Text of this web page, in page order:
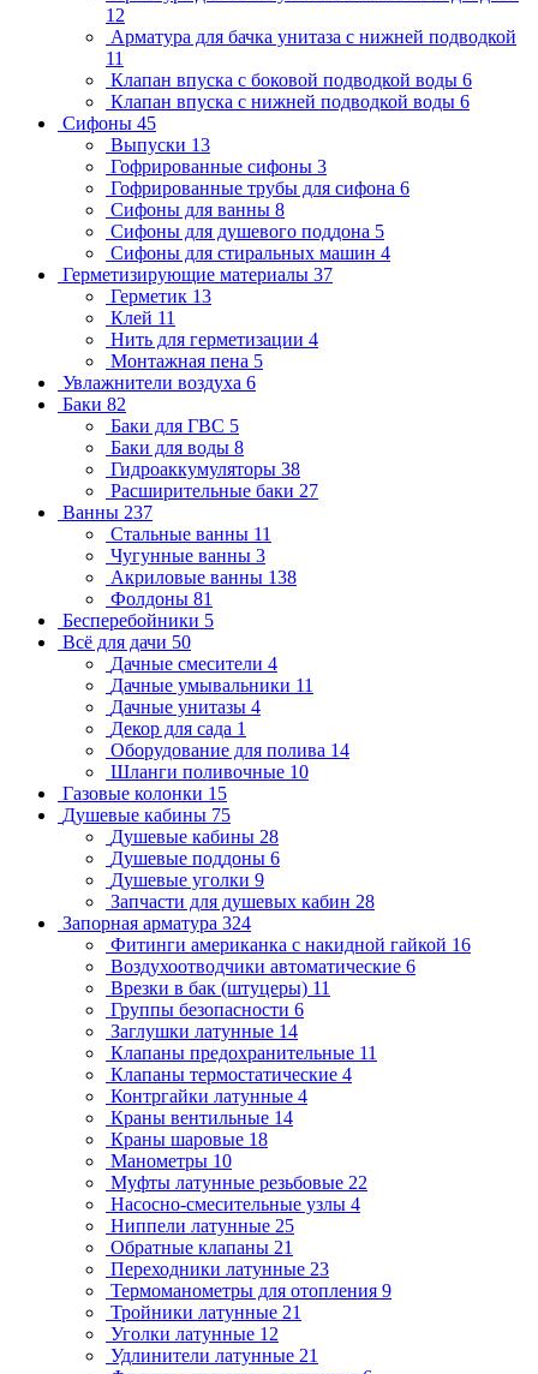
12
Арматура для бачка унитаза с нижней подводкой
11
Клапан впуска с боковой подводкой воды 6
Клапан впуска с нижней подводкой воды 6
Сифоны 45
Выпуски 13
Гофрированные сифоны 3
Гофрированные трубы для сифона 6
Сифоны для ванны 8
Сифоны для душевого поддона 5
Сифоны для стиральных машин 4
Герметизирующие материалы 37
Герметик 13
Клей 11
Нить для герметизации 4
Монтажная пена 5
Увлажнители воздуха 6
Баки 82
Баки для ГВС 5
Баки для воды 8
Гидроаккумуляторы 38
Расширительные баки 27
Ванны 237
Стальные ванны 11
Чугунные ванны 3
Акриловые ванны 138
Фолдоны 81
Бесперебойники 5
Всё для дачи 50
Дачные смесители 4
Дачные умывальники 11
Дачные унитазы 4
Декор для сада 1
Оборудование для полива 14
Шланги поливочные 10
Газовые колонки 15
Душевые кабины 75
Душевые кабины 28
Душевые поддоны 6
Душевые уголки 9
Запчасти для душевых кабин 28
Запорная арматура 324
Фитинги американка с накидной гайкой 16
Воздухоотводчики автоматические 6
Врезки в бак (штуцеры) 11
Группы безопасности 6
Заглушки латунные 14
Клапаны предохранительные 11
Клапаны термостатические 4
Контргайки латунные 4
Краны вентильные 14
Краны шаровые 18
Манометры 10
Муфты латунные резьбовые 22
Насосно-смесительные узлы 4
Ниппели латунные 25
Обратные клапаны 21
Переходники латунные 23
Термоманометры для отопления 9
Тройники латунные 21
Уголки латунные 12
Удлинители латунные 21